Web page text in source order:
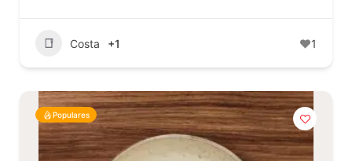
Costa +1 1
Populares